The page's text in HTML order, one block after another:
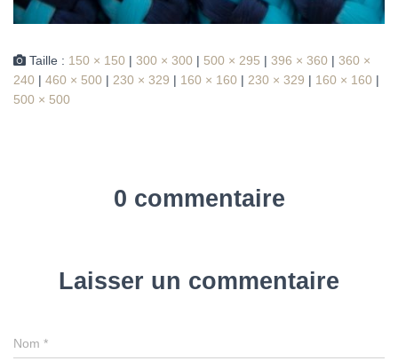
Taille : 150 × 150 | 300 × 300 | 500 × 295 | 396 × 360 | 360 ×
240 | 460 × 500 | 230 × 329 | 160 × 160 | 230 × 329 | 160 × 160 |
500 × 500
0 commentaire
Laisser un commentaire
Nom *